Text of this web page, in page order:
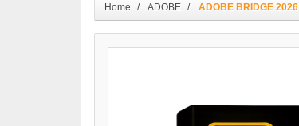
Home ADOBE ADOBE BRIDGE 2026